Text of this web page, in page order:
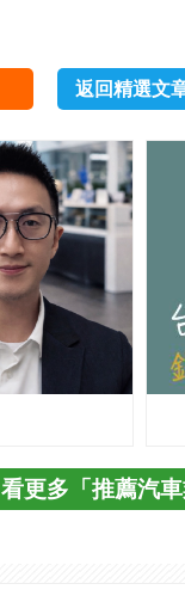
返回精選文
看更多「推薦汽